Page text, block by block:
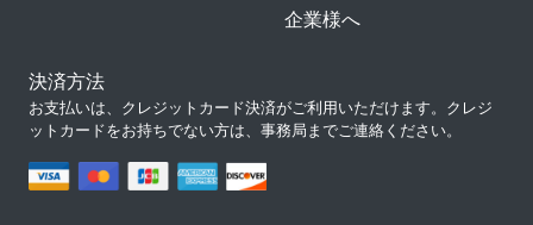
企業様へ
決済方法
お支払いは、クレジットカード決済がご利用いただけます。クレジ
ットカードをお持ちでない方は、事務局までご連絡ください。